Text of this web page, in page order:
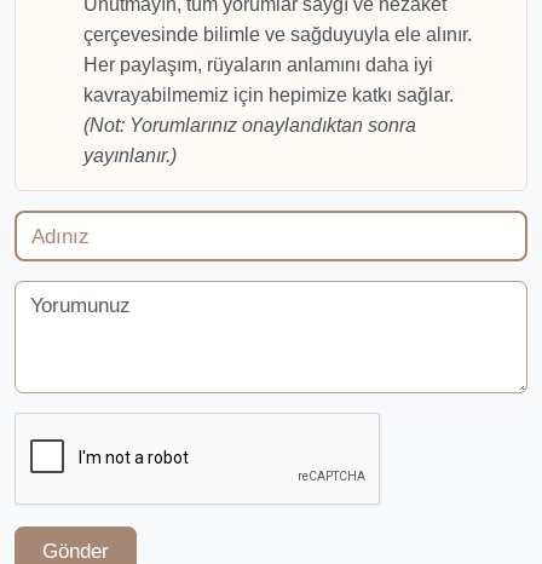
Unutmayın, tüm yorumlar saygı ve nezaket
çerçevesinde bilimle ve sağduyuyla ele alınır.
Her paylaşım, rüyaların anlamını daha iyi
kavrayabilmemiz için hepimize katkı sağlar.
(Not: Yorumlarınız onaylandıktan sonra
yayınlanır.)
Gönder